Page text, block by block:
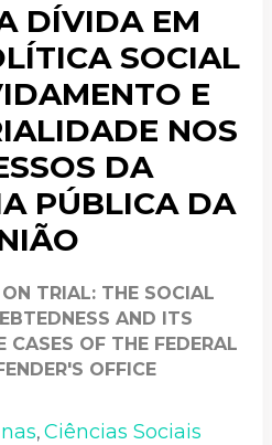
DÍVIDA EM
SOCIAL
E
NOS
DA
PÚBLICA DA
TRIAL: THE SOCIAL
AND ITS
CASES OF THE FEDERAL
OFFICE
, Ciências Sociais